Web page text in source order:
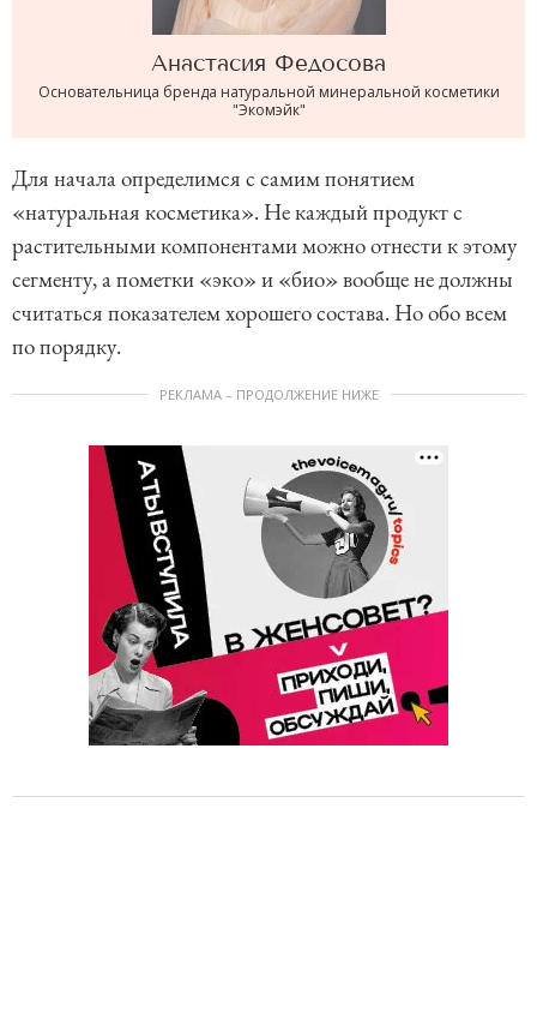
Анастасия Федосова
Основательница бренда натуральной минеральной косметики
"Экомэйк"
Для начала определимся с самим понятием
«натуральная косметика». Не каждый продукт с
растительными компонентами можно отнести к этому
сегменту, а пометки «эко» и «био» вообще не должны
считаться показателем хорошего состава. Но обо всем
по порядку.
РЕКЛАМА – ПРОДОЛЖЕНИЕ НИЖЕ